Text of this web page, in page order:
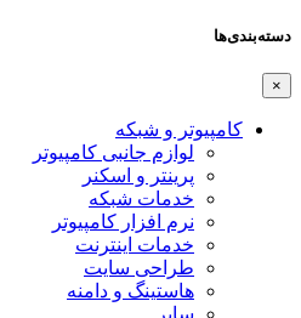
دسته‌بندی‌ها
×
کامپیوتر و شبکه
لوازم جانبی کامپیوتر
پرینتر و اسکنر
خدمات شبکه
نرم افزار کامپیوتر
خدمات اینترنت
طراحی سایت
هاستینگ و دامنه